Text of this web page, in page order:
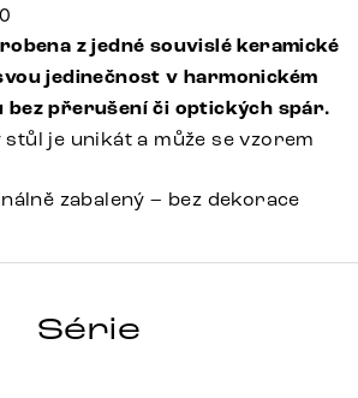
z jedné souvislé keramické
jedinečnost v harmonickém
bez přerušení či optických spár.
stůl je unikát a může se vzorem
zabalený – bez dekorace
Série